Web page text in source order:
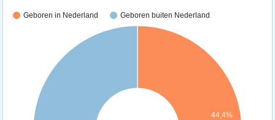
Geboren in Nederland Geboren buiten Nederland
44,4%